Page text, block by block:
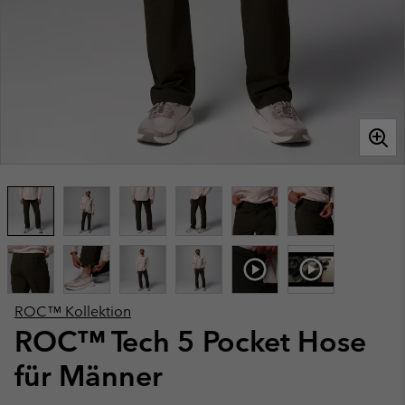
ROC™ Kollektion
ROC™ Tech 5 Pocket Hose
für Männer